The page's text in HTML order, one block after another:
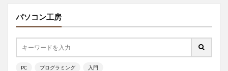
パソコン工房
PC プログラミング 入門